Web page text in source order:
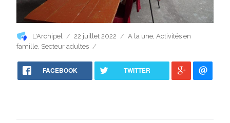
Auteur
L'Archipel
Publié
le
22 juillet 2022 Catégories
A la une, Activités en
famille, Secteur adultes
FACEBOOK TWITTER